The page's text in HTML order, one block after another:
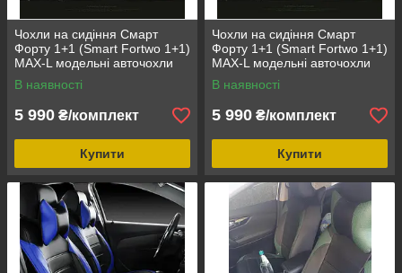
Чохли на сидіння Смарт
Форту 1+1 (Smart Fortwo 1+1)
MAX-L модельні авточохли
екошкіра аригона Червоний
В наявності
5 990 ₴/комплект
Купити
Чохли на сидіння Смарт
Форту 1+1 (Smart Fortwo 1+1)
MAX-L модельні авточохли
екошкіра аригона Жовтий
В наявності
5 990 ₴/комплект
Купити